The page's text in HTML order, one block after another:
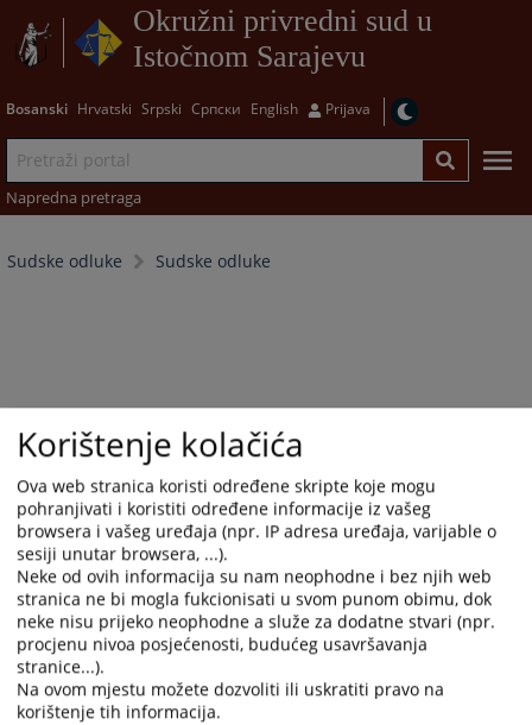
Okružni privredni sud u
Istočnom Sarajevu
Bosanski Hrvatski Srpski Српски English Prijava
Napredna pretraga
Sudske odluke Sudske odluke
Trenutno nema vijesti
Korištenje kolačića
Ova web stranica koristi određene skripte koje mogu
pohranjivati i koristiti određene informacije iz vašeg
browsera i vašeg uređaja (npr. IP adresa uređaja, varijable o
sesiji unutar browsera, ...).
Neke od ovih informacija su nam neophodne i bez njih web
stranica ne bi mogla fukcionisati u svom punom obimu, dok
neke nisu prijeko neophodne a služe za dodatne stvari (npr.
procjenu nivoa posjećenosti, budućeg usavršavanja
stranice...).
Na ovom mjestu možete dozvoliti ili uskratiti pravo na
korištenje tih informacija.